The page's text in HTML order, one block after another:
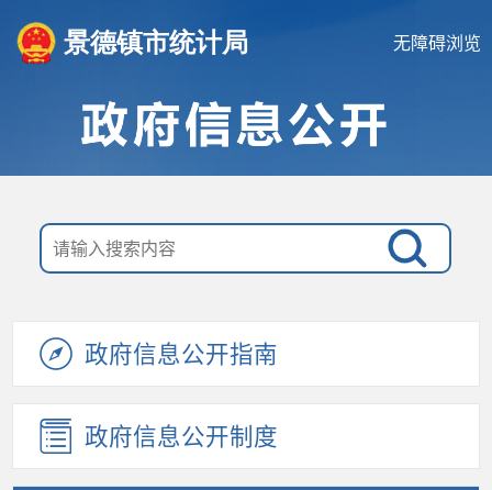
景德镇市统计局 无障碍浏览
政府信息公开指南
政府信息公开制度